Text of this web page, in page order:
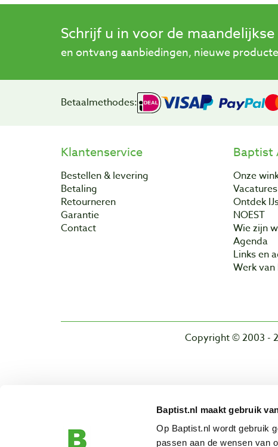
Baptist.nl maakt gebruik
Op Baptist.nl wordt gebruik
passen aan de wensen van
Schrijf u in voor de
en ontvang aanbiedingen, nieuwe
Betaalmethodes:
Klantenservice
Bestellen & levering
Betaling
Retourneren
Garantie
Contact
Baptist
Onze
Vacatures
Ontdek
NOEST
Wie zijn
Agenda
Links en
Werk
Copyright © 2003 -